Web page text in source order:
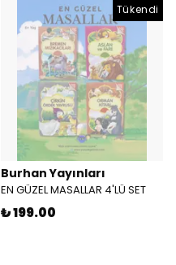
Tükendi
Burhan Yayınları
EN GÜZEL MASALLAR 4'LÜ SET
₺ 199.00